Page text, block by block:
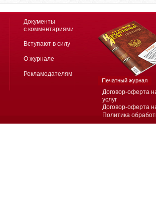
Договор-оферта
услуг
Договор-оферта
Политика
Документы
с комментариями
Вступают в силу
О журнале
Рекламодателям
Печатный журнал